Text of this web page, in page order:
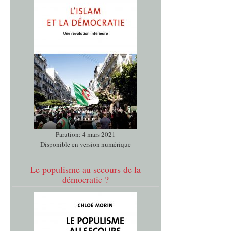
Parution: 4 mars 2021
Disponible en version numérique
Le populisme au secours de la
démocratie ?